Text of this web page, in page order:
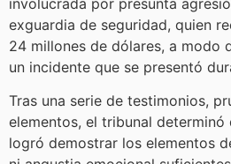
exguardia de seguridad, quien
24 millones de dólares, a modo
un incidente que se presentó
Tras una serie de testimonios,
elementos, el tribunal determinó
logró demostrar los elementos